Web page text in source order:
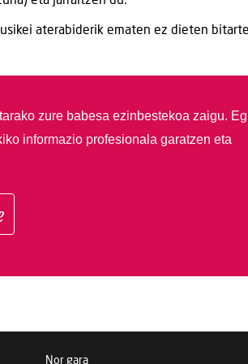
aterabiderik ematen ez dieten
zure babesa ezinbestekoa zaigu.
informazio profesionala garatzen eta
Nor gara